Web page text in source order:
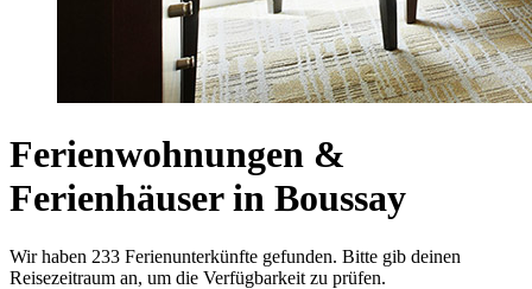
Ferienwohnungen &
Ferienhäuser in Boussay
Wir haben 233 Ferienunterkünfte gefunden. Bitte gib deinen
Reisezeitraum an, um die Verfügbarkeit zu prüfen.